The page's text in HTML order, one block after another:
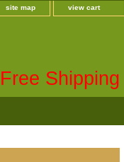
site map view cart
Free Shipping